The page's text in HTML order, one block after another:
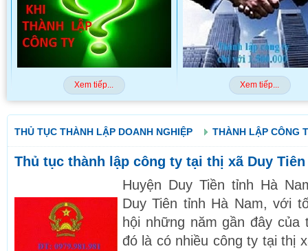
Xem tiếp... Xem tiếp...
THỦ TỤC THÀNH LẬP DOANH NGHIỆP THÀNH LẬP CÔNG
Thủ tục thành lập công ty tại thị xã Duy Tiên
Huyện Duy Tiền tỉnh Hà
Duy Tiên tỉnh Hà Nam, với
hội những năm gần đây
đó là có nhiều công ty tại thị